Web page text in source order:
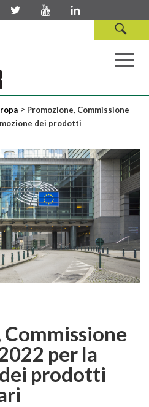
> Promozione, Commissione
dei prodotti
per la
prodotti